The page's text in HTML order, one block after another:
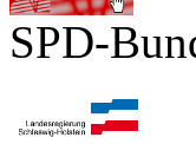
SPD-